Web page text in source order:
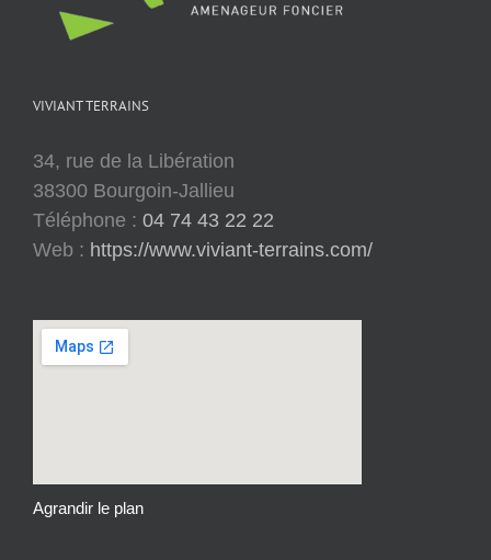
VIVIANT TERRAINS
34, rue de la Libération
38300 Bourgoin-Jallieu
Téléphone : 04 74 43 22 22
Web : https://www.viviant-terrains.com/
Agrandir le plan